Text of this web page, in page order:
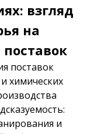
взгляд
на
поставок
химических
и